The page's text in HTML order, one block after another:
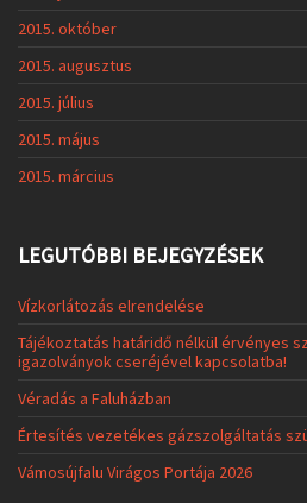
2015. október
2015. augusztus
2015. július
2015. május
2015. március
LEGUTÓBBI BEJEGYZÉSEK
Vízkorlátozás elrendelése
Tájékoztatás határidő nélkül érvényes
igazolványok cseréjével kapcsolatba!
Véradás a Faluházban
Értesítés vezetékes gázszolgáltatás
Vámosújfalu Virágos Portája 2026